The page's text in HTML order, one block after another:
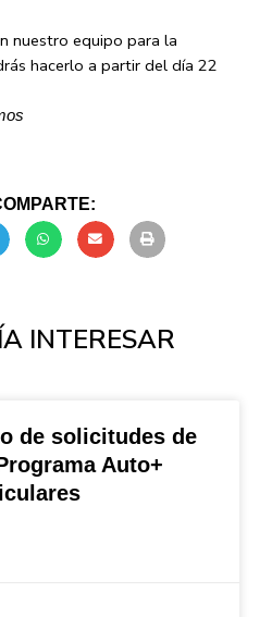
nuestro equipo para la
hacerlo a partir del día 22
INTERESAR
de solicitudes de
Auto+